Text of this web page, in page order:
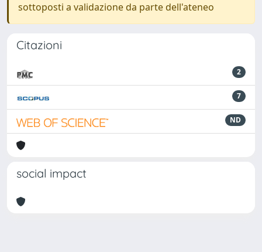
sottoposti a validazione da parte dell'ateneo
Citazioni
2
7
ND
social impact